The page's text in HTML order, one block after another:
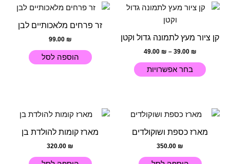
קן ציור מעץ לתמונה גדול וקטן
39.00 ₪
–
49.00 ₪
טווח
מחירים:
⁦49.00 ₪⁩
בחר אפשרויות
למוצר
מספר
ניתן
בעמוד
המוצר
זר פרחים מלאכותיים לבן
99.00 ₪
הוספה לסל
מארז כספת ושוקולדים
350.00 ₪
מארז קומות להולדת בן
320.00 ₪